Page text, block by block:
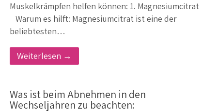
Muskelkrämpfen helfen können: 1. Magnesiumcitrat
Warum es hilft: Magnesiumcitrat ist eine der
beliebtesten…
Weiterlesen →
Was ist beim Abnehmen in den
Wechseljahren zu beachten: